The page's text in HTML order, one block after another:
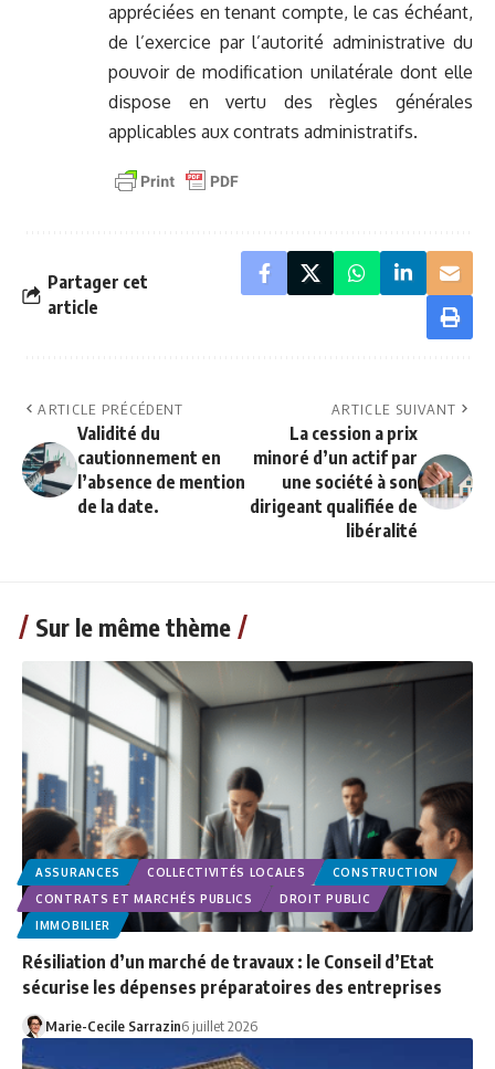
appréciées en tenant compte, le cas échéant,
de l’exercice par l’autorité administrative du
pouvoir de modification unilatérale dont elle
dispose en vertu des règles générales
applicables aux contrats administratifs.
Partager cet
article
ARTICLE PRÉCÉDENT
Validité du
cautionnement en
l’absence de mention
de la date.
ARTICLE SUIVANT
La cession a prix
minoré d’un actif par
une société à son
dirigeant qualifiée de
libéralité
Sur le même thème
ASSURANCES COLLECTIVITÉS LOCALES
CONSTRUCTION
CONTRATS ET MARCHÉS PUBLICS
DROIT PUBLIC
IMMOBILIER
Résiliation d’un marché de travaux : le Conseil d’Etat
sécurise les dépenses préparatoires des entreprises
Marie-Cecile Sarrazin6 juillet 2026